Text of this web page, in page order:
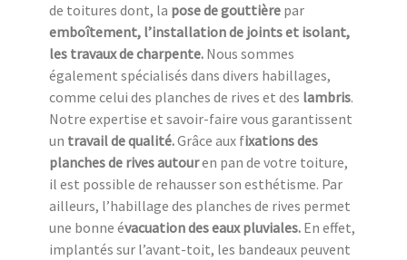
de toitures dont, la pose de gouttière par
emboîtement, l’installation de joints et isolant,
les travaux de charpente. Nous sommes
également spécialisés dans divers habillages,
comme celui des planches de rives et des lambris.
Notre expertise et savoir-faire vous garantissent
un travail de qualité.Grâce aux fixations des
planches de rives autouren pan de votre toiture,
il est possible de rehausser son esthétisme. Par
ailleurs, l’habillage des planches de rives permet
une bonne évacuation des eaux pluviales. En effet,
implantés sur l’avant-toit, les bandeaux peuvent